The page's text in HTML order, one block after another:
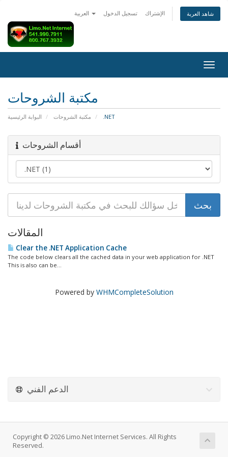
تسجيل الدخول الإشتراك شاهد العربة
مكتبة الشروحات
البوابة الرئيسية مكتبة الشروحات .NET
أقسام الشروحات
المقالات
Clear the .NET Application Cache
The code below clears all the cached data in your web application for .NET
This is also can be...
Powered by WHMCompleteSolution
الدعم الفني
Copyright © 2026 Limo.Net Internet Services. All Rights
Reserved.